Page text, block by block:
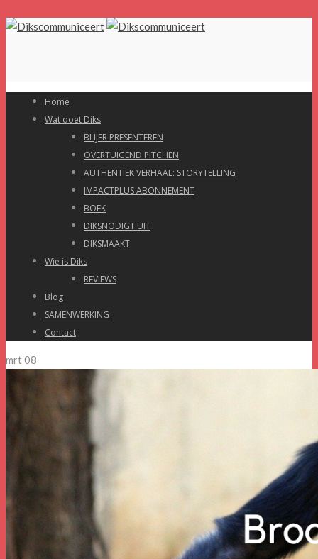
Home
Wat doet Diks
BLIJER PRESENTEREN
OVERTUIGEND PITCHEN
AUTHENTIEK VERHAAL: STORYTELLING
IMPACTPLUS ABONNEMENT
BOEK
DIKSNODIGT UIT
DIKSMAAKT
Wie is Diks
REVIEWS
Blog
SAMENWERKING
Contact
mrt08